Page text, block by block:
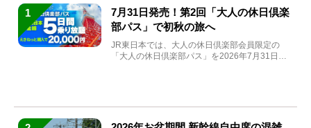
1
7月31日発売！第2回「大人の休日倶楽
部パス」で初秋の旅へ
JR東日本では、大人の休日倶楽部会員限定の
「大人の休日倶楽部パス」を2026年7月31日